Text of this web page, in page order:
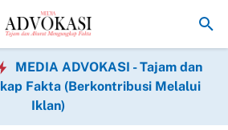
Tricakti Beri Penjelasan Terkait
MEDIA ADVOKASI - Tajam dan
Fakta (Berkontribusi Melalui
Iklan)